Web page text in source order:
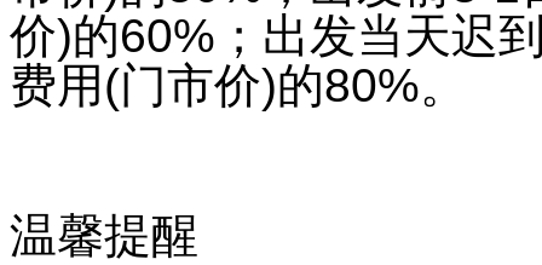
价)的60%；出发当天迟
费用(门市价)的80%。
温馨提醒